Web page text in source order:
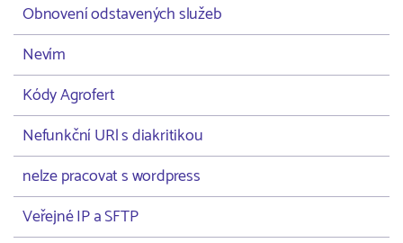
Obnovení odstavených služeb
Nevím
Kódy Agrofert
Nefunkční URl s diakritikou
nelze pracovat s wordpress
Veřejné IP a SFTP